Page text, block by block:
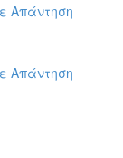
Απάντηση
Απάντηση